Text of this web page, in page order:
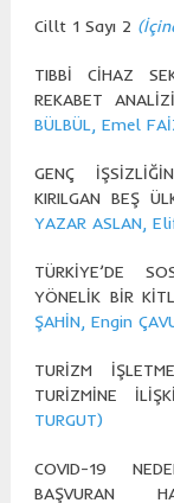
Cillt 1 Sayı 2
TIBBİ CİHAZ
REKABET
BÜLBÜL, Emel
GENÇ
KIRILGAN BEŞ
YAZAR ASLAN,
TÜRKİYE’DE
YÖNELİK BİR
ŞAHİN, Engin
TURİZM
TURİZMİNE
TURGUT)
COVID-19
BAŞVURAN